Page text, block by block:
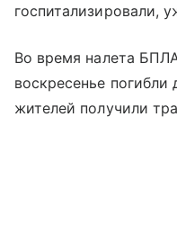
госпитализировали,
Во время налета
воскресенье погибли
жителей получили